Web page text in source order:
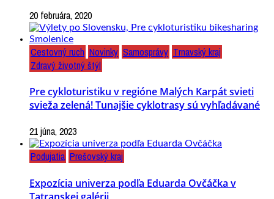
20 februára, 2020
Cestovný ruch Novinky Samosprávy Trnavský kraj
Zdravý životný štýl
Pre cykloturistiku v regióne Malých Karpát svieti
svieža zelená! Tunajšie cyklotrasy sú vyhľadávané
21 júna, 2023
Podujatia Prešovský kraj
Expozícia univerza podľa Eduarda Ovčáčka v
Tatranskej galérii